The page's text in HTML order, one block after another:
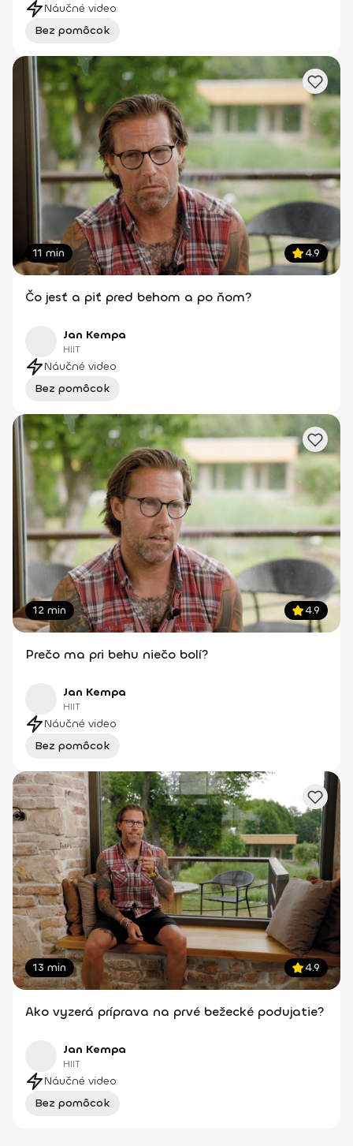
Náučné video
Bez pomôcok
11 min 4.9
Čo jesť a piť pred behom a po ňom?
Jan Kempa
HIIT
Náučné video
Bez pomôcok
12 min 4.9
Prečo ma pri behu niečo bolí?
Jan Kempa
HIIT
Náučné video
Bez pomôcok
13 min 4.9
Ako vyzerá príprava na prvé bežecké podujatie?
Jan Kempa
HIIT
Náučné video
Bez pomôcok